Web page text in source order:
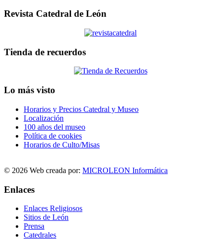
Revista Catedral de León
Tienda de recuerdos
Lo más visto
Horarios y Precios Catedral y Museo
Localización
100 años del museo
Política de cookies
Horarios de Culto/Misas
© 2026 Web creada por: MICROLEON Informática
Enlaces
Enlaces Religiosos
Sitios de León
Prensa
Catedrales